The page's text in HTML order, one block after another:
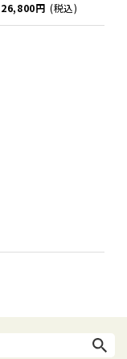
26,800円 (税込)